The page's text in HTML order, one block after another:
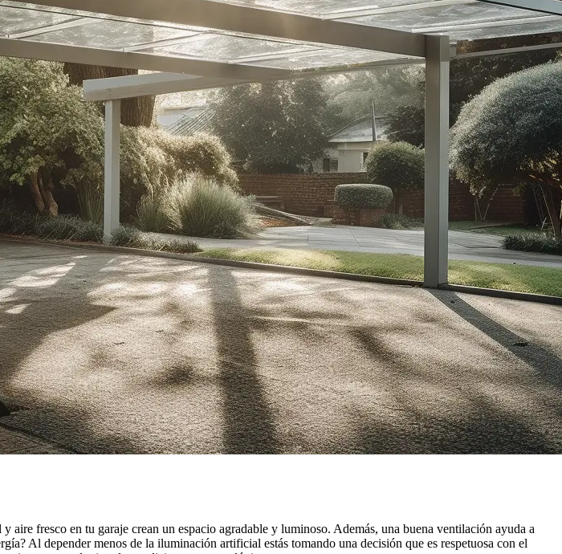
fresco en tu garaje crean un espacio agradable y luminoso. Además, una buena ventilación ayuda a
Al depender menos de la iluminación artificial estás tomando una decisión que es respetuosa con el